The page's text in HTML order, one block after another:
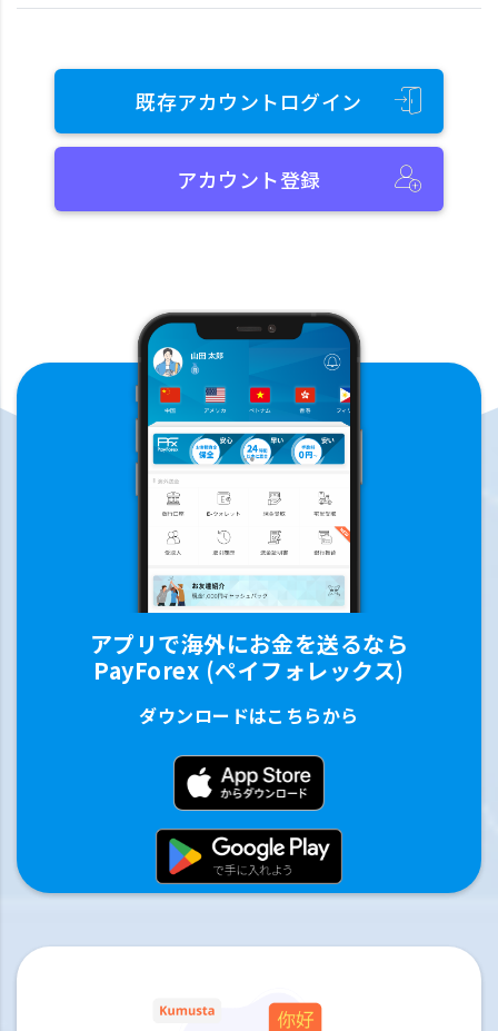
既存アカウントログイン
アカウント登録
アプリで海外にお金を送るなら
PayForex (ペイフォレックス)
ダウンロードはこちらから